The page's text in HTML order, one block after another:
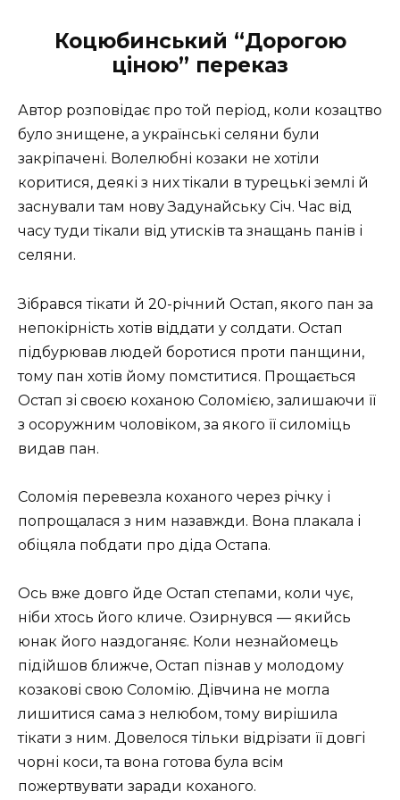
Коцюбинський “Дорогою
ціною” переказ
Автор розповідає про той період, коли козацтво
було знищене, а українські селяни були
закріпачені. Волелюбні козаки не хотіли
коритися, деякі з них тікали в турецькі землі й
заснували там нову Задунайську Січ. Час від
часу туди тікали від утисків та знащань панів і
селяни.
Зібрався тікати й 20-річний Остап, якого пан за
непокірність хотів віддати у солдати. Остап
підбурював людей боротися проти панщини,
тому пан хотів йому помститися. Прощається
Остап зі своєю коханою Соломією, залишаючи її
з осоружним чоловіком, за якого її силоміць
видав пан.
Соломія перевезла коханого через річку і
попрощалася з ним назавжди. Вона плакала і
обіцяла побдати про діда Остапа.
Ось вже довго йде Остап степами, коли чує,
ніби хтось його кличе. Озирнувся — якийсь
юнак його наздоганяє. Коли незнайомець
підійшов ближче, Остап пізнав у молодому
козакові свою Соломію. Дівчина не могла
лишитися сама з нелюбом, тому вирішила
тікати з ним. Довелося тільки відрізати її довгі
чорні коси, та вона готова була всім
пожертвувати заради коханого.